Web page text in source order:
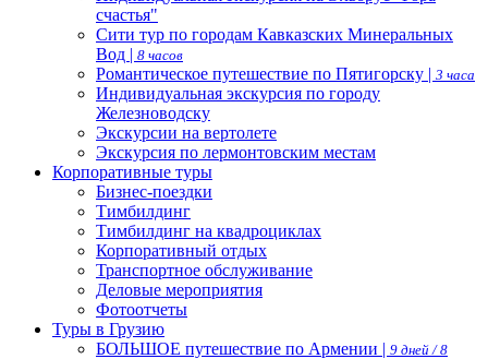
счастья"
Сити тур по городам Кавказских Минеральных
Вод | 8 часов
Романтическое путешествие по Пятигорску | 3 часа
Индивидуальная экскурсия по городу
Железноводску
Экскурсии на вертолете
Экскурсия по лермонтовским местам
Корпоративные туры
Бизнес-поездки
Тимбилдинг
Тимбилдинг на квадроциклах
Корпоративный отдых
Транспортное обслуживание
Деловые мероприятия
Фотоотчеты
Туры в Грузию
БОЛЬШОЕ путешествие по Армении | 9 дней / 8